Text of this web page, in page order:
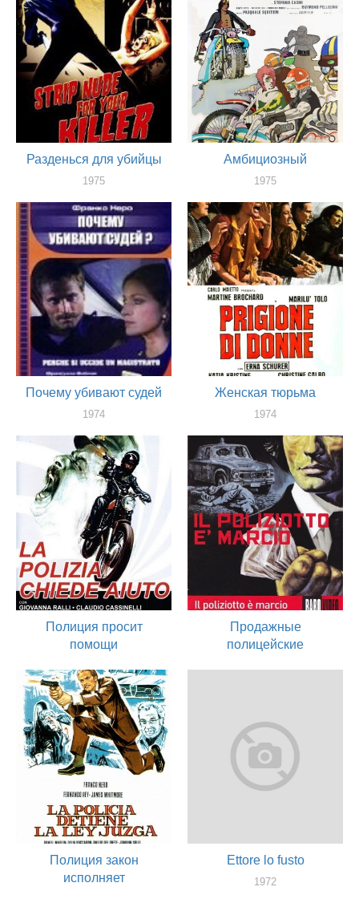
Разденься для убийцы
1975
Амбициозный
1975
Почему убивают судей
1974
Женская тюрьма
1974
Полиция просит
помощи
актер
Продажные
полицейские
Полиция закон
исполняет
Ettore lo fusto
1972